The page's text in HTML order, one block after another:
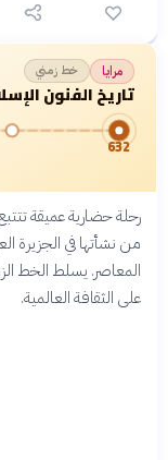
مرايا خط زمني
تاريخ الفنون
حضارية عميقة تتتبع
نشأتها في الجزيرة
يسلط الخط الزمني
الثقافة العالمية.